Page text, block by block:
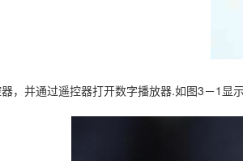
，并通过遥控器打开数字播放器.如图3－1显